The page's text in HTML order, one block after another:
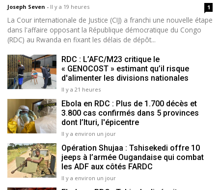
Joseph Seven - Il y a 19 heures 1
La Cour internationale de Justice (CIJ) a franchi une nouvelle étape
dans l'affaire opposant la République démocratique du Congo
(RDC) au Rwanda en fixant les délais de dépôt...
RDC : L’AFC/M23 critique le
« GENOCOST » estimant qu’il risque
d'alimenter les divisions nationales
Il y a 21 heures
Ebola en RDC : Plus de 1.700 décès et
3.800 cas confirmés dans 5 provinces
dont l’Ituri, l'épicentre
Il y a environ un jour
Opération Shujaa : Tshisekedi offre 10
jeeps à l’armée Ougandaise qui combat
les ADF aux côtés FARDC
Il y a environ un jour